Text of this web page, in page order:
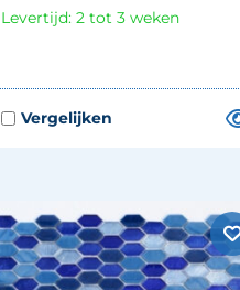
Levertijd: 2 tot 3 weken